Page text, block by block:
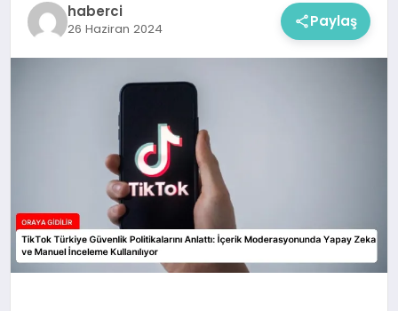
haberci
26 Haziran 2024 Paylaş